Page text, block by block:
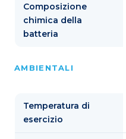
Composizione
chimica della
batteria
AMBIENTALI
Temperatura di
esercizio